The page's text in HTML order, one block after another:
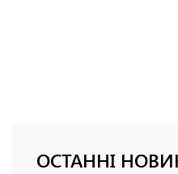
ОСТАННІ